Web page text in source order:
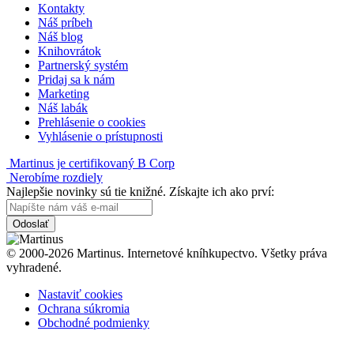
Kontakty
Náš príbeh
Náš blog
Knihovrátok
Partnerský systém
Pridaj sa k nám
Marketing
Náš labák
Prehlásenie o cookies
Vyhlásenie o prístupnosti
Martinus je certifikovaný B Corp
Nerobíme rozdiely
Najlepšie novinky sú tie knižné. Získajte ich ako prví:
Odoslať
© 2000-2026 Martinus. Internetové kníhkupectvo. Všetky práva
vyhradené.
Nastaviť cookies
Ochrana súkromia
Obchodné podmienky